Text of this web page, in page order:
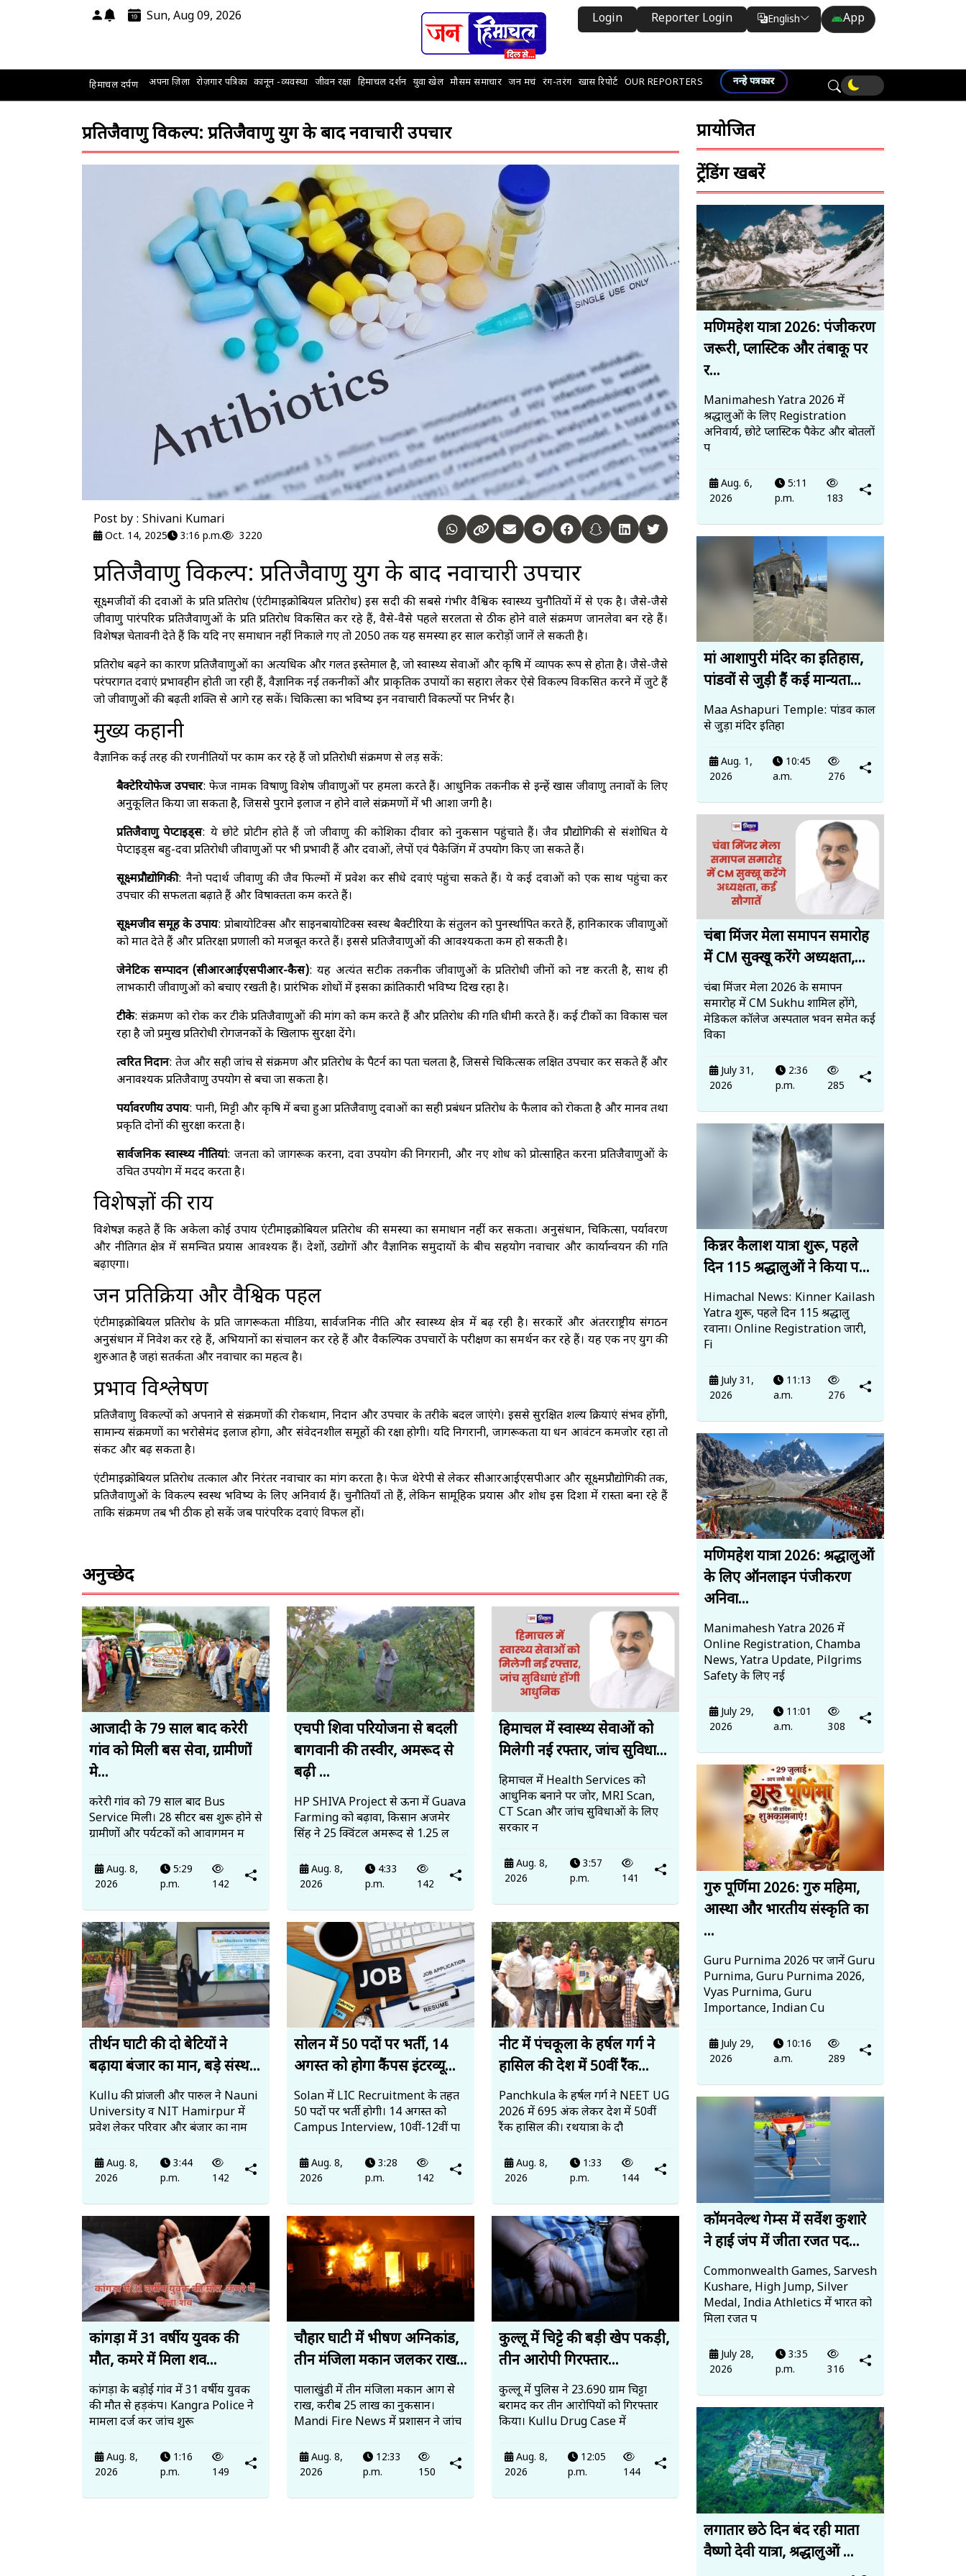
Sun, Aug 09, 2026 Login Reporter Login English
Translate
App
हिमाचल दर्पण अपना ज़िला रोज़गार पत्रिका कानून -व्यवस्था जीवन रक्षा हिमाचल दर्शन युवा खेल मौसम समाचार जन मचं रंग-तरंग खास रिपोर्ट OUR REPORTERS नन्हे पत्रकार
प्रतिजैवाणु विकल्प: प्रतिजैवाणु युग के बाद नवाचारी उपचार
Post by : Shivani Kumari
Oct. 14, 2025 3:16 p.m. 3220
प्रतिजैवाणु विकल्प: प्रतिजैवाणु युग के बाद नवाचारी उपचार
सूक्ष्मजीवों की दवाओं के प्रति प्रतिरोध (एंटीमाइक्रोबियल प्रतिरोध) इस सदी की सबसे गंभीर वैश्विक स्वास्थ्य चुनौतियों में से एक है। जैसे-जैसे
जीवाणु पारंपरिक प्रतिजैवाणुओं के प्रति प्रतिरोध विकसित कर रहे हैं, वैसे-वैसे पहले सरलता से ठीक होने वाले संक्रमण जानलेवा बन रहे हैं।
विशेषज्ञ चेतावनी देते हैं कि यदि नए समाधान नहीं निकाले गए तो 2050 तक यह समस्या हर साल करोड़ों जानें ले सकती है।
प्रतिरोध बढ़ने का कारण प्रतिजैवाणुओं का अत्यधिक और गलत इस्तेमाल है, जो स्वास्थ्य सेवाओं और कृषि में व्यापक रूप से होता है। जैसे-जैसे
परंपरागत दवाएं प्रभावहीन होती जा रही हैं, वैज्ञानिक नई तकनीकों और प्राकृतिक उपायों का सहारा लेकर ऐसे विकल्प विकसित करने में जुटे हैं
जो जीवाणुओं की बढ़ती शक्ति से आगे रह सकें। चिकित्सा का भविष्य इन नवाचारी विकल्पों पर निर्भर है।
मुख्य कहानी
वैज्ञानिक कई तरह की रणनीतियों पर काम कर रहे हैं जो प्रतिरोधी संक्रमण से लड़ सकें:
बैक्टेरियोफेज उपचार: फेज नामक विषाणु विशेष जीवाणुओं पर हमला करते हैं। आधुनिक तकनीक से इन्हें खास जीवाणु तनावों के लिए
अनुकूलित किया जा सकता है, जिससे पुराने इलाज न होने वाले संक्रमणों में भी आशा जगी है।
प्रतिजैवाणु पेप्टाइड्स: ये छोटे प्रोटीन होते हैं जो जीवाणु की कोशिका दीवार को नुकसान पहुंचाते हैं। जैव प्रौद्योगिकी से संशोधित ये
पेप्टाइड्स बहु-दवा प्रतिरोधी जीवाणुओं पर भी प्रभावी हैं और दवाओं, लेपों एवं पैकेजिंग में उपयोग किए जा सकते हैं।
सूक्ष्मप्रौद्योगिकी: नैनो पदार्थ जीवाणु की जैव फिल्मों में प्रवेश कर सीधे दवाएं पहुंचा सकते हैं। ये कई दवाओं को एक साथ पहुंचा कर
उपचार की सफलता बढ़ाते हैं और विषाक्तता कम करते हैं।
सूक्ष्मजीव समूह के उपाय: प्रोबायोटिक्स और साइनबायोटिक्स स्वस्थ बैक्टीरिया के संतुलन को पुनर्स्थापित करते हैं, हानिकारक जीवाणुओं
को मात देते हैं और प्रतिरक्षा प्रणाली को मजबूत करते हैं। इससे प्रतिजैवाणुओं की आवश्यकता कम हो सकती है।
जेनेटिक सम्पादन (सीआरआईएसपीआर-कैस): यह अत्यंत सटीक तकनीक जीवाणुओं के प्रतिरोधी जीनों को नष्ट करती है, साथ ही
लाभकारी जीवाणुओं को बचाए रखती है। प्रारंभिक शोधों में इसका क्रांतिकारी भविष्य दिख रहा है।
टीके: संक्रमण को रोक कर टीके प्रतिजैवाणुओं की मांग को कम करते हैं और प्रतिरोध की गति धीमी करते हैं। कई टीकों का विकास चल
रहा है जो प्रमुख प्रतिरोधी रोगजनकों के खिलाफ सुरक्षा देंगे।
त्वरित निदान: तेज और सही जांच से संक्रमण और प्रतिरोध के पैटर्न का पता चलता है, जिससे चिकित्सक लक्षित उपचार कर सकते हैं और
अनावश्यक प्रतिजैवाणु उपयोग से बचा जा सकता है।
पर्यावरणीय उपाय: पानी, मिट्टी और कृषि में बचा हुआ प्रतिजैवाणु दवाओं का सही प्रबंधन प्रतिरोध के फैलाव को रोकता है और मानव तथा
प्रकृति दोनों की सुरक्षा करता है।
सार्वजनिक स्वास्थ्य नीतियां: जनता को जागरूक करना, दवा उपयोग की निगरानी, और नए शोध को प्रोत्साहित करना प्रतिजैवाणुओं के
उचित उपयोग में मदद करता है।
विशेषज्ञों की राय
विशेषज्ञ कहते हैं कि अकेला कोई उपाय एंटीमाइक्रोबियल प्रतिरोध की समस्या का समाधान नहीं कर सकता। अनुसंधान, चिकित्सा, पर्यावरण
और नीतिगत क्षेत्र में समन्वित प्रयास आवश्यक हैं। देशों, उद्योगों और वैज्ञानिक समुदायों के बीच सहयोग नवाचार और कार्यान्वयन की गति
बढ़ाएगा।
जन प्रतिक्रिया और वैश्विक पहल
एंटीमाइक्रोबियल प्रतिरोध के प्रति जागरूकता मीडिया, सार्वजनिक नीति और स्वास्थ्य क्षेत्र में बढ़ रही है। सरकारें और अंतरराष्ट्रीय संगठन
अनुसंधान में निवेश कर रहे हैं, अभियानों का संचालन कर रहे हैं और वैकल्पिक उपचारों के परीक्षण का समर्थन कर रहे हैं। यह एक नए युग की
शुरुआत है जहां सतर्कता और नवाचार का महत्व है।
प्रभाव विश्लेषण
प्रतिजैवाणु विकल्पों को अपनाने से संक्रमणों की रोकथाम, निदान और उपचार के तरीके बदल जाएंगे। इससे सुरक्षित शल्य क्रियाएं संभव होंगी,
सामान्य संक्रमणों का भरोसेमंद इलाज होगा, और संवेदनशील समूहों की रक्षा होगी। यदि निगरानी, जागरूकता या धन आवंटन कमजोर रहा तो
संकट और बढ़ सकता है।
एंटीमाइक्रोबियल प्रतिरोध तत्काल और निरंतर नवाचार का मांग करता है। फेज थेरेपी से लेकर सीआरआईएसपीआर और सूक्ष्मप्रौद्योगिकी तक,
प्रतिजैवाणुओं के विकल्प स्वस्थ भविष्य के लिए अनिवार्य हैं। चुनौतियाँ तो हैं, लेकिन सामूहिक प्रयास और शोध इस दिशा में रास्ता बना रहे हैं
ताकि संक्रमण तब भी ठीक हो सकें जब पारंपरिक दवाएं विफल हों।
अनुच्छेद
आजादी के 79 साल बाद करेरी
गांव को मिली बस सेवा, ग्रामीणों
मे...
करेरी गांव को 79 साल बाद Bus
Service मिली। 28 सीटर बस शुरू होने से
ग्रामीणों और पर्यटकों को आवागमन म
Aug. 8,
2026
5:29
p.m.
142
एचपी शिवा परियोजना से बदली
बागवानी की तस्वीर, अमरूद से
बढ़ी ...
HP SHIVA Project से ऊना में Guava
Farming को बढ़ावा, किसान अजमेर
सिंह ने 25 क्विंटल अमरूद से ₹1.25 ल
Aug. 8,
2026
4:33
p.m.
142
हिमाचल में स्वास्थ्य सेवाओं को
मिलेगी नई रफ्तार, जांच सुविधा...
हिमाचल में Health Services को
आधुनिक बनाने पर जोर, MRI Scan,
CT Scan और जांच सुविधाओं के लिए
सरकार न
Aug. 8,
2026
3:57
p.m.
141
तीर्थन घाटी की दो बेटियों ने
बढ़ाया बंजार का मान, बड़े संस्थ...
Kullu की प्रांजली और पारुल ने Nauni
University व NIT Hamirpur में
प्रवेश लेकर परिवार और बंजार का नाम
Aug. 8,
2026
3:44
p.m.
142
सोलन में 50 पदों पर भर्ती, 14
अगस्त को होगा कैंपस इंटरव्यू...
Solan में LIC Recruitment के तहत
50 पदों पर भर्ती होगी। 14 अगस्त को
Campus Interview, 10वीं-12वीं पा
Aug. 8,
2026
3:28
p.m.
142
नीट में पंचकूला के हर्षल गर्ग ने
हासिल की देश में 50वीं रैंक...
Panchkula के हर्षल गर्ग ने NEET UG
2026 में 695 अंक लेकर देश में 50वीं
रैंक हासिल की। रथयात्रा के दौ
Aug. 8,
2026
1:33
p.m.
144
कांगड़ा में 31 वर्षीय युवक की
मौत, कमरे में मिला शव...
कांगड़ा के बड़ोई गांव में 31 वर्षीय युवक
की मौत से हड़कंप। Kangra Police ने
मामला दर्ज कर जांच शुरू
Aug. 8,
2026
1:16
p.m.
149
चौहार घाटी में भीषण अग्निकांड,
तीन मंजिला मकान जलकर राख...
पालाखुंडी में तीन मंजिला मकान आग से
राख, करीब 25 लाख का नुकसान।
Mandi Fire News में प्रशासन ने जांच
Aug. 8,
2026
12:33
p.m.
150
कुल्लू में चिट्टे की बड़ी खेप पकड़ी,
तीन आरोपी गिरफ्तार...
कुल्लू में पुलिस ने 23.690 ग्राम चिट्टा
बरामद कर तीन आरोपियों को गिरफ्तार
किया। Kullu Drug Case में
Aug. 8,
2026
12:05
p.m.
144
प्रायोजित
ट्रेंडिंग खबरें
मणिमहेश यात्रा 2026: पंजीकरण
जरूरी, प्लास्टिक और तंबाकू पर
र...
Manimahesh Yatra 2026 में
श्रद्धालुओं के लिए Registration
अनिवार्य, छोटे प्लास्टिक पैकेट और बोतलों
प
Aug. 6,
2026
5:11
p.m.
183
मां आशापुरी मंदिर का इतिहास,
पांडवों से जुड़ी हैं कई मान्यता...
Maa Ashapuri Temple: पांडव काल
से जुड़ा मंदिर इतिहा
Aug. 1,
2026
10:45
a.m.
276
चंबा मिंजर मेला समापन समारोह
में CM सुक्खू करेंगे अध्यक्षता,...
चंबा मिंजर मेला 2026 के समापन
समारोह में CM Sukhu शामिल होंगे,
मेडिकल कॉलेज अस्पताल भवन समेत कई
विका
July 31,
2026
2:36
p.m.
285
किन्नर कैलाश यात्रा शुरू, पहले
दिन 115 श्रद्धालुओं ने किया प...
Himachal News: Kinner Kailash
Yatra शुरू, पहले दिन 115 श्रद्धालु
रवाना। Online Registration जारी,
Fi
July 31,
2026
11:13
a.m.
276
मणिमहेश यात्रा 2026: श्रद्धालुओं
के लिए ऑनलाइन पंजीकरण
अनिवा...
Manimahesh Yatra 2026 में
Online Registration, Chamba
News, Yatra Update, Pilgrims
Safety के लिए नई
July 29,
2026
11:01
a.m.
308
गुरु पूर्णिमा 2026: गुरु महिमा,
आस्था और भारतीय संस्कृति का
...
Guru Purnima 2026 पर जानें Guru
Purnima, Guru Purnima 2026,
Vyas Purnima, Guru
Importance, Indian Cu
July 29,
2026
10:16
a.m.
289
कॉमनवेल्थ गेम्स में सर्वेश कुशारे
ने हाई जंप में जीता रजत पद...
Commonwealth Games, Sarvesh
Kushare, High Jump, Silver
Medal, India Athletics में भारत को
मिला रजत प
July 28,
2026
3:35
p.m.
316
लगातार छठे दिन बंद रही माता
वैष्णो देवी यात्रा, श्रद्धालुओं ...